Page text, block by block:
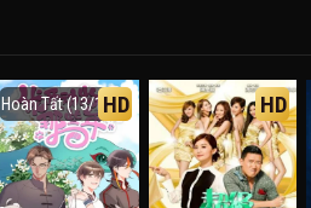
Hoàn Tất (13/13)HD HD